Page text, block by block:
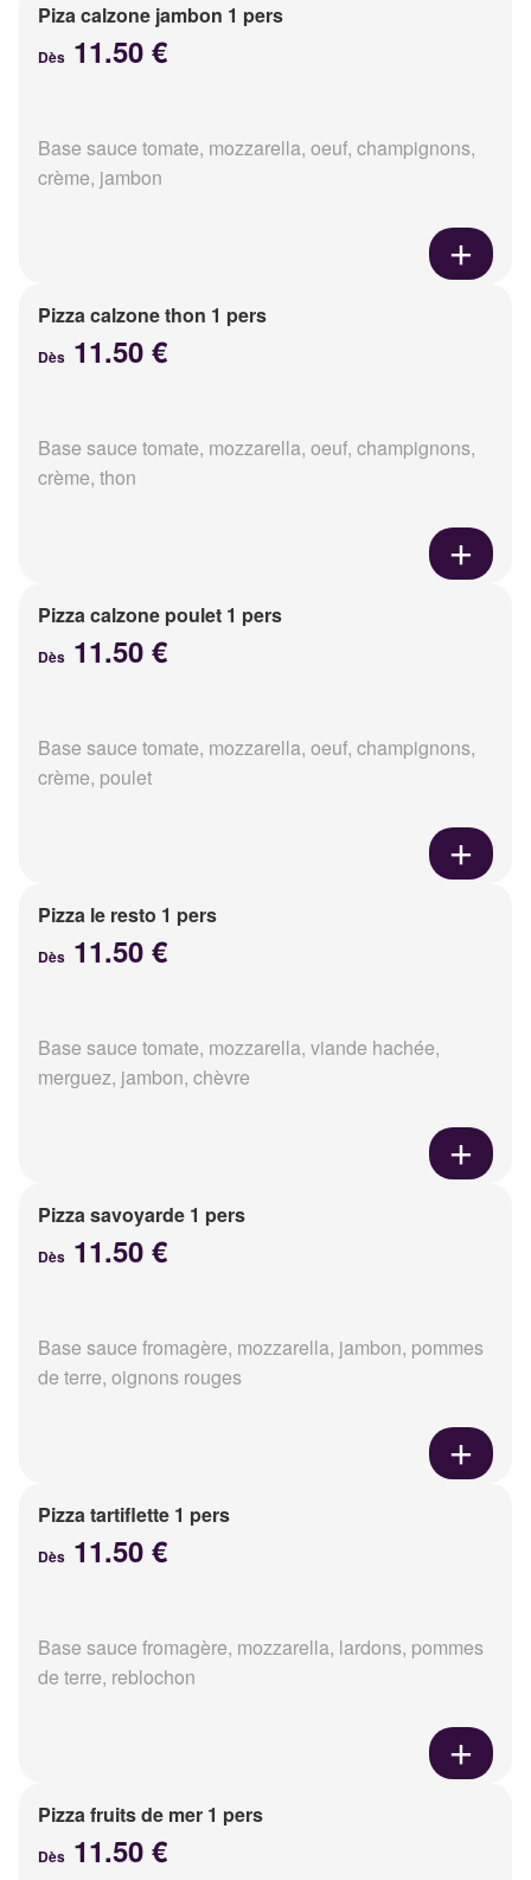
Piza calzone jambon 1 pers
Dès 11.50 €
Base sauce tomate, mozzarella, oeuf, champignons,
crème, jambon
Pizza calzone thon 1 pers
Dès 11.50 €
Base sauce tomate, mozzarella, oeuf, champignons,
crème, thon
Pizza calzone poulet 1 pers
Dès 11.50 €
Base sauce tomate, mozzarella, oeuf, champignons,
crème, poulet
Pizza le resto 1 pers
Dès 11.50 €
Base sauce tomate, mozzarella, viande hachée,
merguez, jambon, chèvre
Pizza savoyarde 1 pers
Dès 11.50 €
Base sauce fromagère, mozzarella, jambon, pommes
de terre, oignons rouges
Pizza tartiflette 1 pers
Dès 11.50 €
Base sauce fromagère, mozzarella, lardons, pommes
de terre, reblochon
Pizza fruits de mer 1 pers
Dès 11.50 €